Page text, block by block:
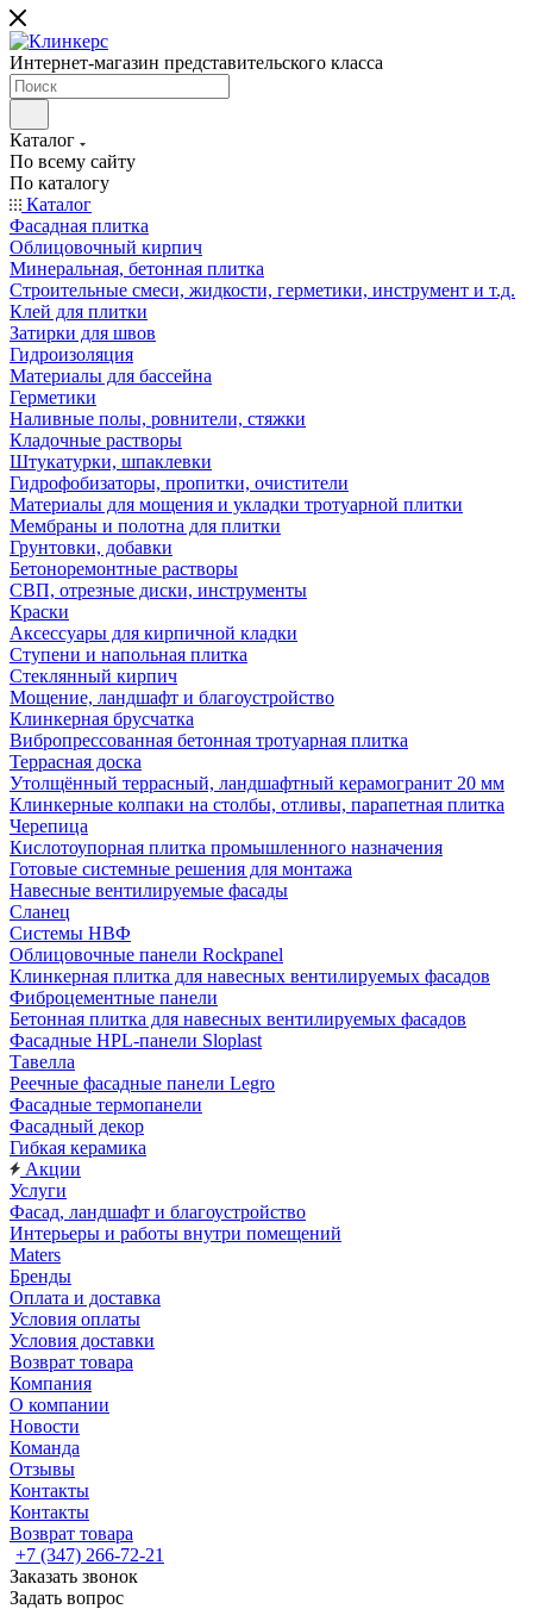
Интернет-магазин представительского класса
Каталог
По всему сайту
По каталогу
Каталог
Фасадная плитка
Облицовочный кирпич
Минеральная, бетонная плитка
Строительные смеси, жидкости, герметики, инструмент и т.д.
Клей для плитки
Затирки для швов
Гидроизоляция
Материалы для бассейна
Герметики
Наливные полы, ровнители, стяжки
Кладочные растворы
Штукатурки, шпаклевки
Гидрофобизаторы, пропитки, очистители
Материалы для мощения и укладки тротуарной плитки
Мембраны и полотна для плитки
Грунтовки, добавки
Бетоноремонтные растворы
СВП, отрезные диски, инструменты
Краски
Аксессуары для кирпичной кладки
Ступени и напольная плитка
Cтеклянный кирпич
Мощение, ландшафт и благоустройство
Клинкерная брусчатка
Вибропрессованная бетонная тротуарная плитка
Террасная доска
Утолщённый террасный, ландшафтный керамогранит 20 мм
Клинкерные колпаки на столбы, отливы, парапетная плитка
Черепица
Кислотоупорная плитка промышленного назначения
Готовые системные решения для монтажа
Навесные вентилируемые фасады
Сланец
Системы НВФ
Облицовочные панели Rockpanel
Клинкерная плитка для навесных вентилируемых фасадов
Фиброцементные панели
Бетонная плитка для навесных вентилируемых фасадов
Фасадные HPL-панели Sloplast
Тавелла
Реечные фасадные панели Legro
Фасадные термопанели
Фасадный декор
Гибкая керамика
Акции
Услуги
Фасад, ландшафт и благоустройство
Интерьеры и работы внутри помещений
Maters
Бренды
Оплата и доставка
Условия оплаты
Условия доставки
Возврат товара
Компания
О компании
Новости
Команда
Отзывы
Контакты
Контакты
Возврат товара
+7 (347) 266-72-21
Заказать звонок
Задать вопрос